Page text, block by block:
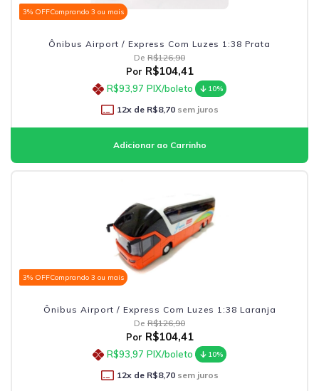
3% OFFComprando 3 ou mais
Ônibus Airport / Express Com Luzes 1:38 Prata
De R$126,90
Por R$104,41
R$93,97 PIX/boleto 10%
12x de R$8,70sem juros
3% OFFComprando 3 ou mais
Ônibus Airport / Express Com Luzes 1:38 Laranja
De R$126,90
Por R$104,41
R$93,97 PIX/boleto 10%
12x de R$8,70sem juros